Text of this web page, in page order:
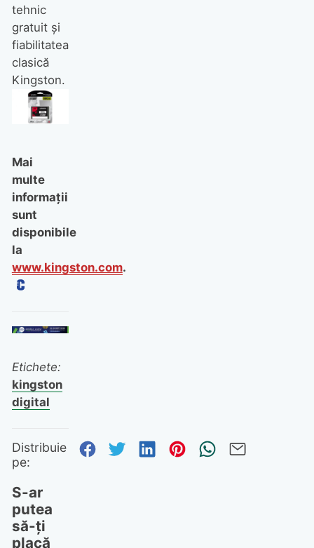
tehnic
gratuit și
fiabilitatea
clasică
Kingston.
Mai
multe
informații
sunt
disponibile
la
www.kingston.com.
Etichete:
kingston
digital
Distribuie
pe:
Distribuie pe Facebook
Distribuie pe Twitter
Distribuie pe
Distribuie pe
Trimite
S-ar
putea
să-ți
placă